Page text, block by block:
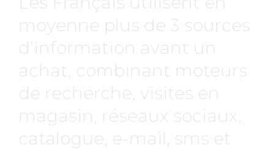
moyenne plus de 3 sources
d’information avant un
achat, combinant moteurs
de recherche, visites en
magasin, réseaux sociaux,
catalogue, e-mail, sms et